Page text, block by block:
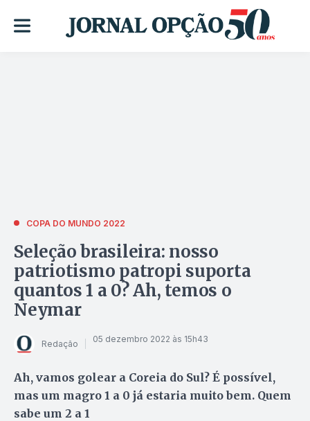
COPA DO MUNDO 2022
Seleção brasileira: nosso
patriotismo patropi suporta
quantos 1 a 0? Ah, temos o
Neymar
Redação 05 dezembro 2022 às 15h43
Ah, vamos golear a Coreia do Sul? É possível,
mas um magro 1 a 0 já estaria muito bem. Quem
sabe um 2 a 1